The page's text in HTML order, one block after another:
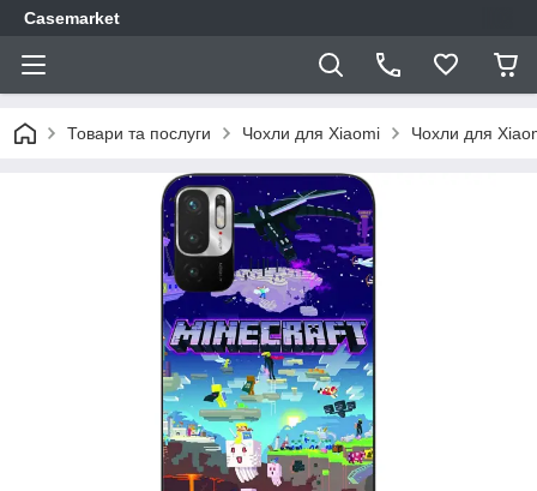
Casemarket
Товари та послуги Чохли для Xiaomi Чохли для